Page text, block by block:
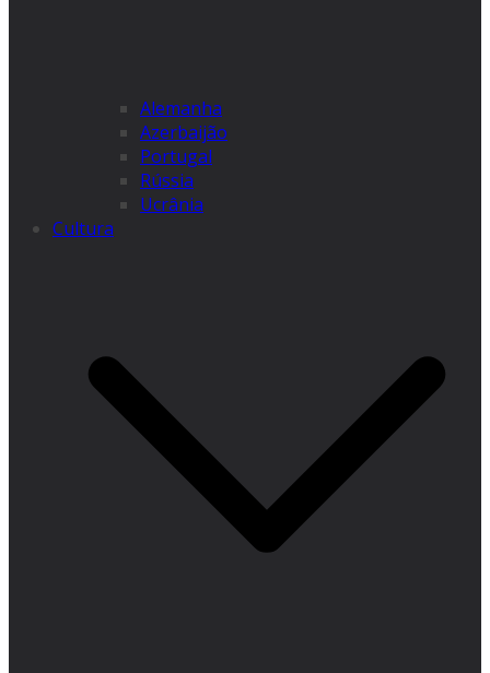
Alemanha
Azerbaijão
Portugal
Rússia
Ucrânia
Cultura